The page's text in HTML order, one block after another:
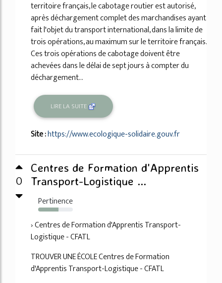
territoire français, le cabotage routier est autorisé,
après déchargement complet des marchandises ayant
fait l'objet du transport international, dans la limite de
trois opérations, au maximum sur le territoire français.
Ces trois opérations de cabotage doivent être
achevées dans le délai de sept jours à compter du
déchargement...
LIRE LA SUITE
Site :https://www.ecologique-solidaire.gouv.fr
0
Centres de Formation d'Apprentis
Transport-Logistique ...
Pertinence
58%
› Centres de Formation d'Apprentis Transport-
Logistique - CFATL
TROUVER UNE ÉCOLE Centres de Formation
d'Apprentis Transport-Logistique - CFATL